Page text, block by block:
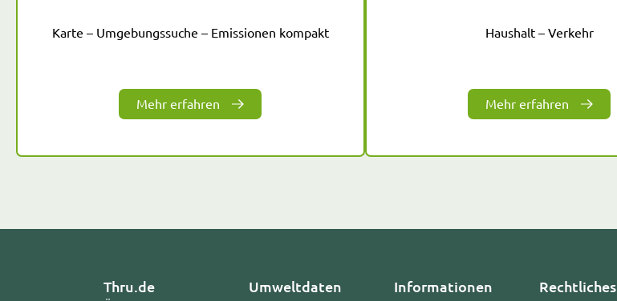
Karte – Umgebungssuche – Emissionen kompakt
Mehr erfahren
Haushalt – Verkehr
Mehr erfahren
Thru.de Umweltdaten Informationen Rechtliches